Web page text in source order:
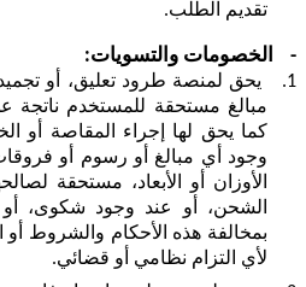
تقديم الطلب.
- الخصومات والتسويات:
1.
يحق لمنصة طرود تعليق، أو
مبالغ مستحقة للمستخدم ناتجة
كما يحق لها إجراء المقاصة أو
وجود أي مبالغ أو رسوم أو
الأوزان أو الأبعاد، مستحقة
الشحن، أو عند وجود شكوى، أو
بمخالفة هذه الأحكام والشروط أو
لأي التزام نظامي أو قضائي.